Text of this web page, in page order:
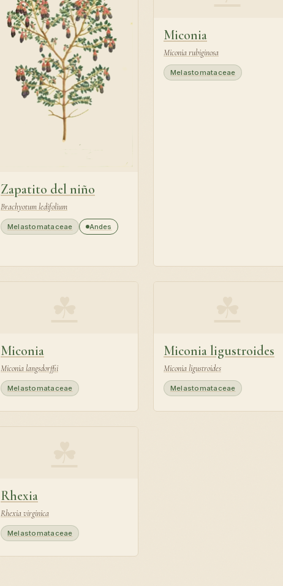
Zapatito del niño
Brachyotum ledifolium
Melastomataceae Andes
Miconia
Miconia rubiginosa
Melastomataceae
Miconia
Miconia langsdorffii
Melastomataceae
Miconia ligustroides
Miconia ligustroides
Melastomataceae
Rhexia
Rhexia virginica
Melastomataceae